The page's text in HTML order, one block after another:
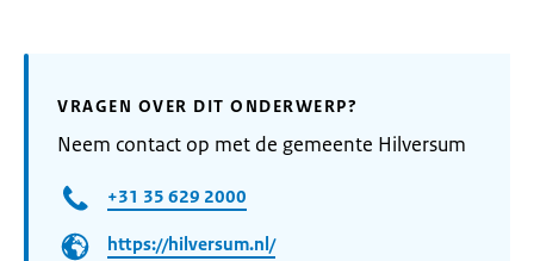
VRAGEN OVER DIT ONDERWERP?
Neem contact op met de gemeente Hilversum
+31 35 629 2000
https://hilversum.nl/